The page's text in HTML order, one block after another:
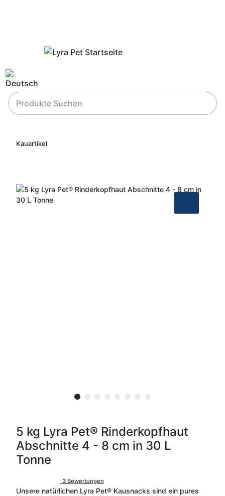
Kauartikel
5 kg Lyra Pet® Rinderkopfhaut
Abschnitte 4 - 8 cm in 30 L
Tonne
3 Bewertungen
Unsere natürlichen Lyra Pet® Kausnacks sind ein pures